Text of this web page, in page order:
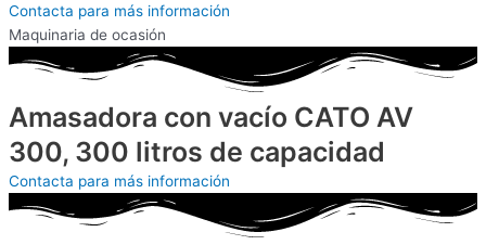
Contacta para más información
Maquinaria de ocasión
Amasadora con vacío CATO AV
300, 300 litros de capacidad
Contacta para más información